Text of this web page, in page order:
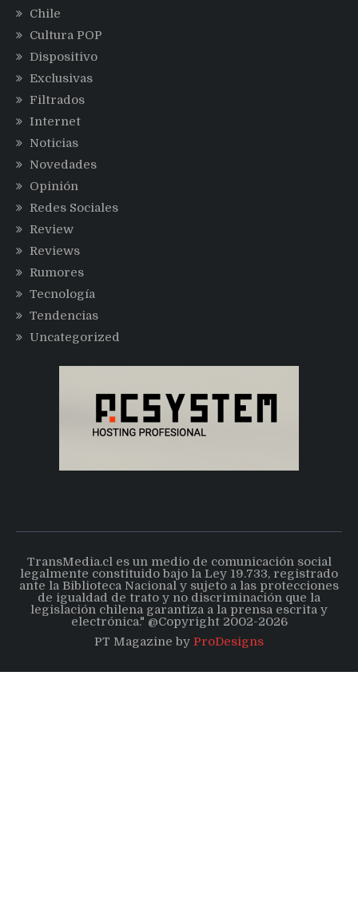
Chile
Cultura POP
Dispositivo
Exclusivas
Filtrados
Internet
Noticias
Novedades
Opinión
Redes Sociales
Review
Reviews
Rumores
Tecnología
Tendencias
Uncategorized
TransMedia.cl es un medio de comunicación social
legalmente constituido bajo la Ley 19.733, registrado
ante la Biblioteca Nacional y sujeto a las protecciones
de igualdad de trato y no discriminación que la
legislación chilena garantiza a la prensa escrita y
electrónica." @Copyright 2002-2026
PT Magazine by ProDesigns